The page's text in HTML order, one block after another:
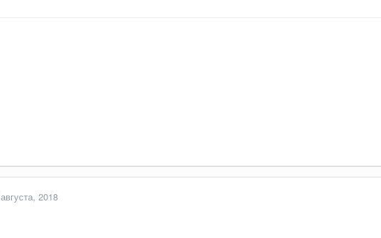
2018